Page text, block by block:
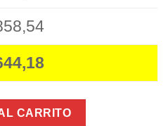
y PVC Primera Linea 115Mm
CARRITO